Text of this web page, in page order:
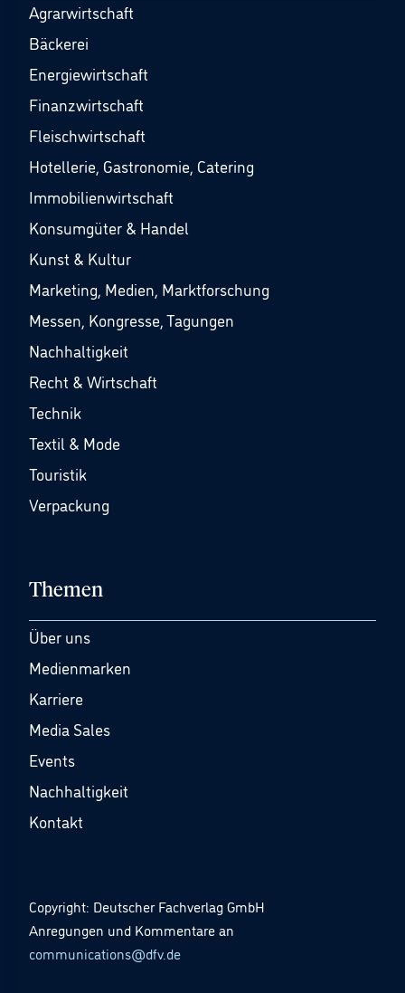
Agrarwirtschaft
Bäckerei
Energiewirtschaft
Finanzwirtschaft
Fleischwirtschaft
Hotellerie, Gastronomie, Catering
Immobilienwirtschaft
Konsumgüter & Handel
Kunst & Kultur
Marketing, Medien, Marktforschung
Messen, Kongresse, Tagungen
Nachhaltigkeit
Recht & Wirtschaft
Technik
Textil & Mode
Touristik
Verpackung
Themen
Über uns
Medienmarken
Karriere
Media Sales
Events
Nachhaltigkeit
Kontakt
Copyright: Deutscher Fachverlag GmbH
Anregungen und Kommentare an
communications@dfv.de